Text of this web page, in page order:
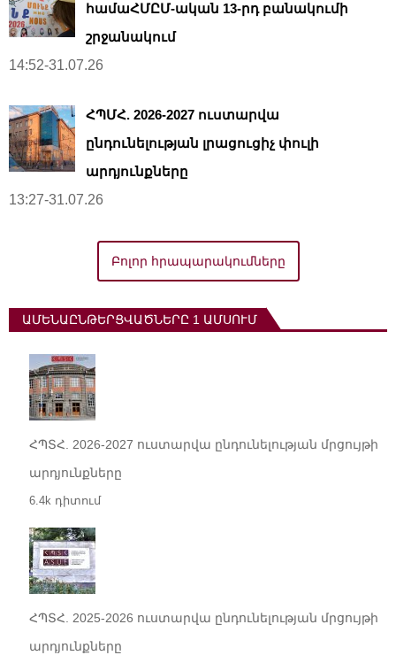
համաՀՄԸՄ-ական 13-րդ բանակումի
շրջանակում
14:52-31.07.26
ՀՊՄՀ. 2026-2027 ուստարվա
ընդունելության լրացուցիչ փուլի
արդյունքները
13:27-31.07.26
Բոլոր հրապարակումները
ԱՄԵՆԱԸՆԹԵՐՑՎԱԾՆԵՐԸ 1 ԱՄՍՈՒՄ
ՀՊՏՀ. 2026-2027 ուստարվա ընդունելության մրցույթի
արդյունքները
6.4k դիտում
ՀՊՏՀ. 2025-2026 ուստարվա ընդունելության մրցույթի
արդյունքները